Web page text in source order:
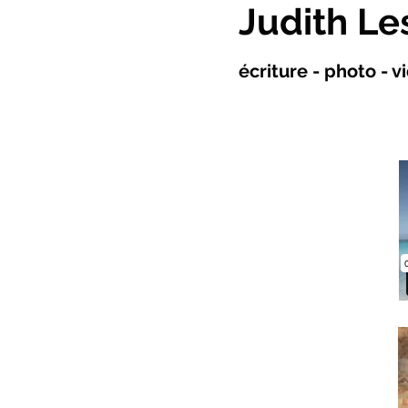
Judith
écriture - photo -